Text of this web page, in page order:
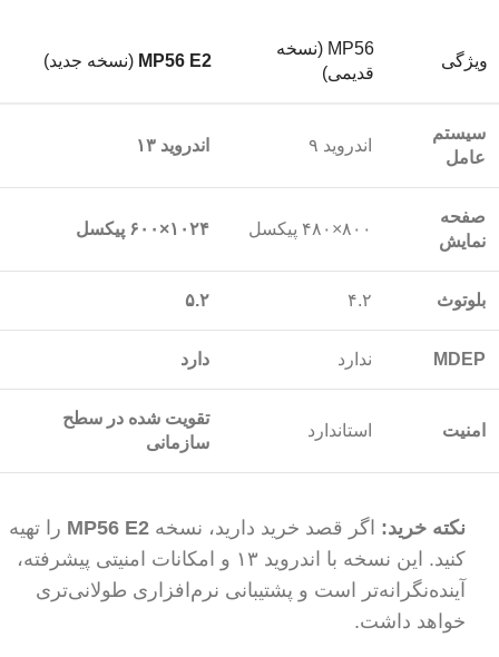
ویژگی
MP56 (نسخه
قدیمی)
MP56 E2 (نسخه جدید)
سیستم
عامل
اندروید ۹ اندروید ۱۳
صفحه
نمایش
۸۰۰×۴۸۰ پیکسل ۱۰۲۴×۶۰۰ پیکسل
بلوتوث ۴.۲ ۵.۲
MDEP ندارد دارد
امنیت استاندارد
تقویت شده در سطح
سازمانی
نکته خرید: اگر قصد خرید دارید، نسخه MP56 E2 را تهیه
کنید. این نسخه با اندروید ۱۳ و امکانات امنیتی پیشرفته،
آینده‌نگرانه‌تر است و پشتیبانی نرم‌افزاری طولانی‌تری
خواهد داشت.